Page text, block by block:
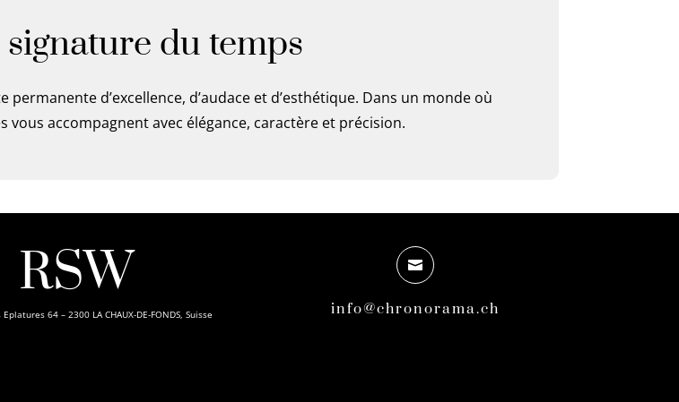
signature du temps
permanente d’excellence, d’audace et d’esthétique. Dans un monde où
accompagnent avec élégance, caractère et précision.
RSW
64 – 2300 LA CHAUX-DE-FONDS, Suisse

info@chronorama.ch